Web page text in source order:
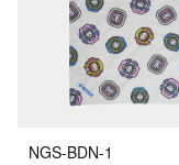
NGS-BDN-1